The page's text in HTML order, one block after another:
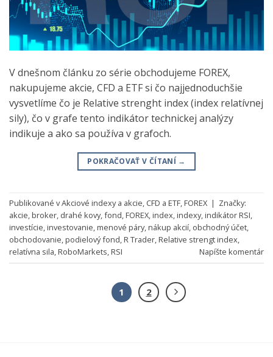
V dnešnom článku zo série obchodujeme FOREX,
nakupujeme akcie, CFD a ETF si čo najjednoduchšie
vysvetlíme čo je Relative strenght index (index relatívnej
sily), čo v grafe tento indikátor technickej analýzy
indikuje a ako sa používa v grafoch.
POKRAČOVAŤ V ČÍTANÍ →
Publikované vAkciové indexy a akcie, CFD a ETF,FOREX | Značky:
akcie,broker, drahé kovy,fond,FOREX,index,indexy,indikátor RSI,
investície,investovanie,menové páry,nákup akcií, obchodný účet,
obchodovanie,podielový fond,R Trader,Relative strengt index,
relatívna sila,RoboMarkets,RSI Napíšte komentár
1 2